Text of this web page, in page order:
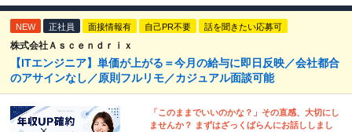
NEW 正社員 面接情報有 自己PR不要 話を聞きたい応募可
株式会社Ａｓｃｅｎｄｒｉｘ
【ITエンジニア】単価が上がる＝今月の給与に即日反映／会社都合
のアサインなし／原則フルリモ／カジュアル面談可能
「このままでいいのかな？」その直感、大切にし
ませんか？ まずはざっくばらんにお話ししまし